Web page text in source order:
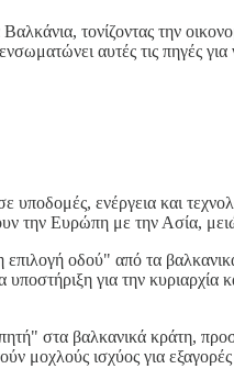
τονίζοντας την
αυτές τις πηγές
ενέργεια και
την Ευρώπη με την Ασία,
οδού" από τα
για την
στα βαλκανικά κράτη,
μοχλούς ισχύος για